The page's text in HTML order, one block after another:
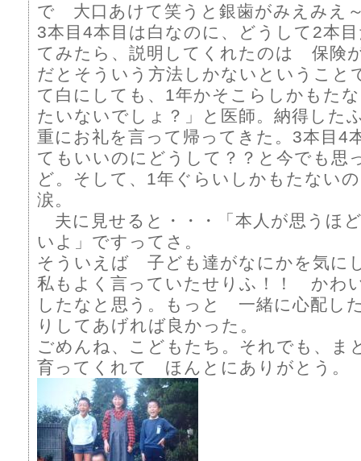
で 大口あけて笑うと銀歯がみえみえ
3本目4本目は白なのに、どうして2本
てみたら、説明してくれたのは 保険
だとそういう方法しかないということ
て白にしても、1年かそこらしかもた
たいないでしょ？」と医師。納得した
重にお礼を言って帰ってきた。3本目4
てもいいのにどうして？？と今でも思
ど。そして、1年ぐらいしかもたない
涙。
夫に見せると・・・「本人が思うほ
いよ」ですってさ。
そういえば 子ども達がなにかを気に
私もよく言っていたせりふ！！ かわ
したなと思う。もっと 一緒に心配し
りしてあげれば良かった。
ごめんね、こどもたち。それでも、ま
育ってくれて ほんとにありがとう。